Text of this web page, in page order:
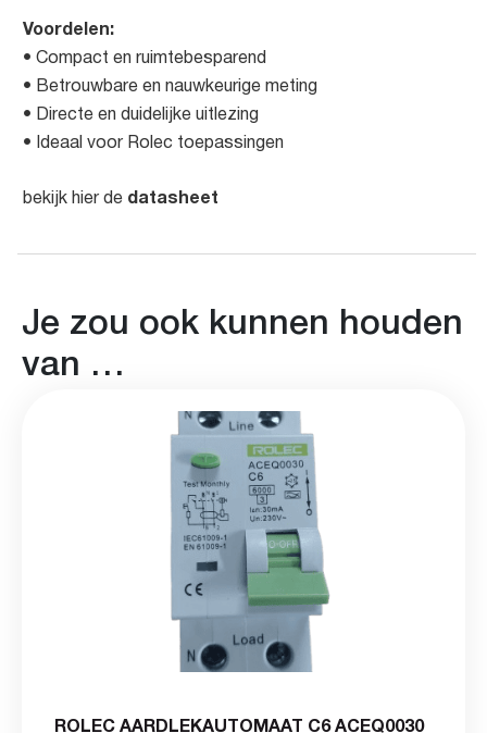
Voordelen:
• Compact en ruimtebesparend
• Betrouwbare en nauwkeurige meting
• Directe en duidelijke uitlezing
• Ideaal voor Rolec toepassingen
bekijk hier de datasheet
Je zou ook kunnen houden
van …
ROLEC AARDLEKAUTOMAAT C6 ACEQ0030